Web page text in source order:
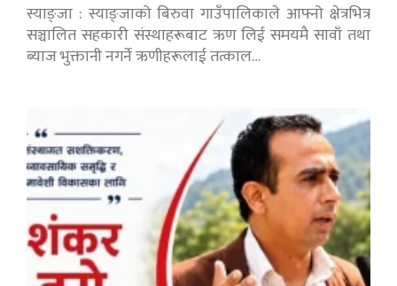
स्याङ्जा : स्याङ्जाको बिरुवा गाउँपालिकाले आफ्नो क्षेत्रभित्र
सञ्चालित सहकारी संस्थाहरूबाट ऋण लिई समयमै सावाँ तथा
ब्याज भुक्तानी नगर्ने ऋणीहरूलाई तत्काल…